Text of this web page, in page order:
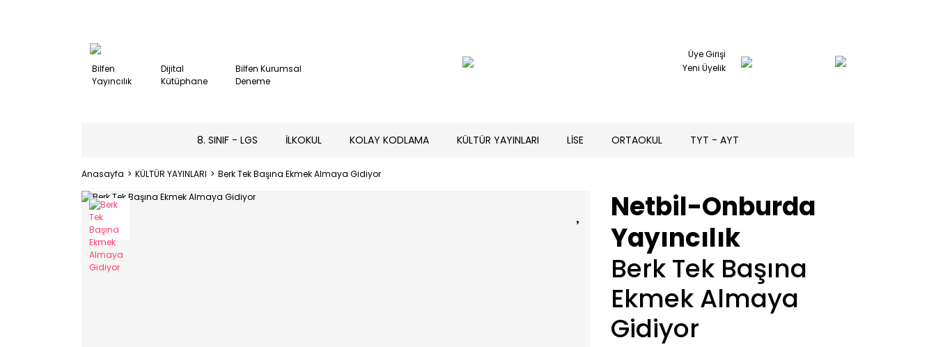
Bilfen
Yayıncılık
Dijital
Kütüphane
Bilfen Kurumsal
Deneme
Üye Girişi
Yeni Üyelik
8. SINIF - LGS İLKOKUL KOLAY KODLAMA KÜLTÜR YAYINLARI LİSE ORTAOKUL TYT - AYT
Anasayfa KÜLTÜR YAYINLARI Berk Tek Başına Ekmek Almaya Gidiyor
Netbil-Onburda
Yayıncılık
Berk Tek Başına
Ekmek Almaya
Gidiyor